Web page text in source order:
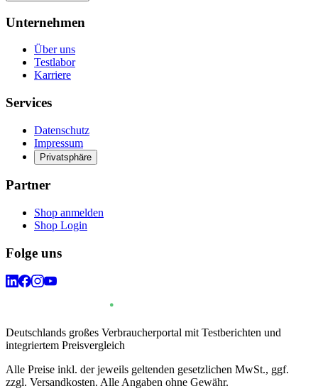
Unternehmen
Über uns
Testlabor
Karriere
Services
Datenschutz
Impressum
Privatsphäre
Partner
Shop anmelden
Shop Login
Folge uns
Deutschlands großes Verbraucherportal mit Testberichten und
integriertem Preisvergleich
Alle Preise inkl. der jeweils geltenden gesetzlichen MwSt., ggf.
zzgl. Versandkosten. Alle Angaben ohne Gewähr.